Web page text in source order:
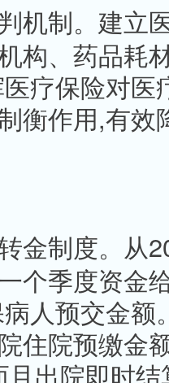
机制。建立
构、药品耗
疗保险对医
衡作用,有效
金制度。从
个季度资金
人预交金额
住院预缴金
且出院即时